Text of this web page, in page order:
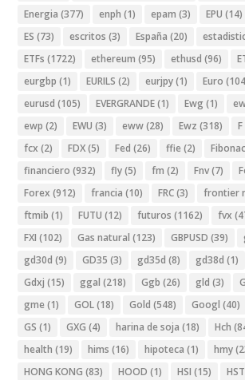
Energia (377) enph (1) epam (3) EPU (14)
ES (73) escritos (3) España (20)
ETFs (1722) ethereum (95) ethusd (96)
eurgbp (1) EURILS (2) eurjpy(1) Euro
eurusd (105) EVERGRANDE(1) Ewg (1)
ewp (2) EWU (3) eww(28) Ewz (318) F
fcx (2) FDX(5) Fed (26) ffie (2)
financiero (932) fly(5) fm (2) Fnv(7)
Forex (912) francia (10) FRC(3) frontier
ftmib (1) FUTU (12) futuros (1162) fvx
FXI (102) Gas natural (123) GBPUSD (39)
gd30d (9) GD35 (3) gd35d (8) gd38d (1)
Gdxj (15) ggal (218) Ggb (26) gld (3)
gme (1) GOL(18) Gold (548) Googl (40)
GS (1) GXG (4) harina de soja (18) Hch
health (19) hims (16) hipoteca (1) hmy
HONG KONG (83) HOOD (1) HSI (15)